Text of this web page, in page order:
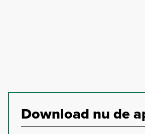
Download nu de